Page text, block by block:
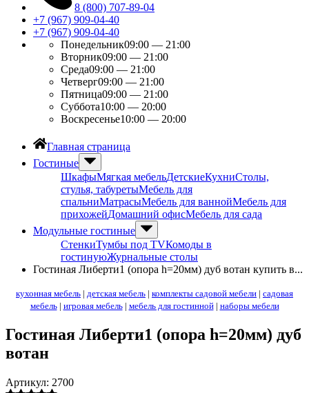
8 (800) 707-89-04
+7 (967) 909-04-40
+7 (967) 909-04-40
Понедельник09:00 — 21:00
Вторник09:00 — 21:00
Среда09:00 — 21:00
Четверг09:00 — 21:00
Пятница09:00 — 21:00
Суббота10:00 — 20:00
Воскресенье10:00 — 20:00
Главная страница
Гостиные
ШкафыМягкая мебельДетскиеКухниСтолы,
стулья, табуретыМебель для
спальниМатрасыМебель для ваннойМебель для
прихожейДомашний офисМебель для сада
Модульные гостиные
СтенкиТумбы под ТVКомоды в
гостинуюЖурнальные столы
Гостиная Либерти1 (опора h=20мм) дуб вотан купить в...
кухонная мебель | детская мебель | комплекты садовой мебели | садовая
мебель| игровая мебель| мебель для гостинной| наборы мебели
Гостиная Либерти1 (опора h=20мм) дуб
вотан
Артикул: 2700